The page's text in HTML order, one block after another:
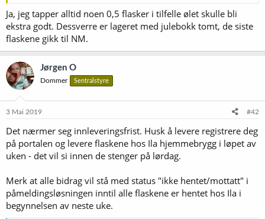
Ja, jeg tapper alltid noen 0,5 flasker i tilfelle ølet skulle bli
ekstra godt. Dessverre er lageret med julebokk tomt, de siste
flaskene gikk til NM.
Jørgen O
Dommer Sentralstyre
3 Mai 2019 #42
Det nærmer seg innleveringsfrist. Husk å levere registrere deg
på portalen og levere flaskene hos Ila hjemmebrygg i løpet av
uken - det vil si innen de stenger på lørdag.
Merk at alle bidrag vil stå med status "ikke hentet/mottatt" i
påmeldingsløsningen inntil alle flaskene er hentet hos Ila i
begynnelsen av neste uke.